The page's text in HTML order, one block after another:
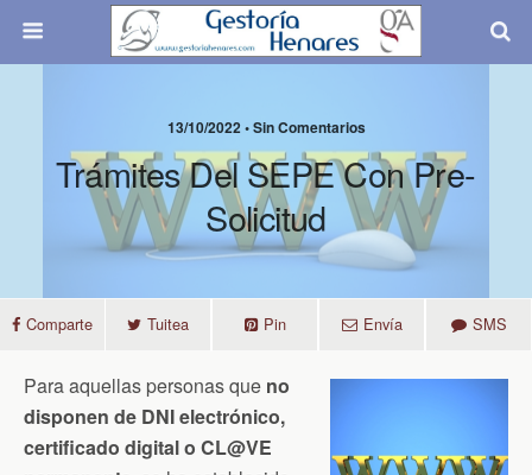
13/10/2022 • Sin Comentarios
Trámites Del SEPE Con Pre-
Solicitud
Comparte Tuitea Pin Envía SMS
Para aquellas personas que no
disponen de DNI electrónico,
certificado digital o CL@VE